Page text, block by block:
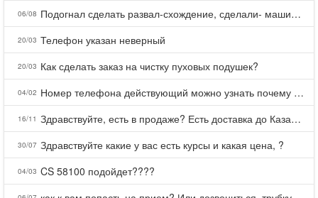
06/08 Подогнал сделать развал-схождение, сделали- машина уходит на право и колеса проверил все хорошо с атмосферами ужас как можно делать авто, не ужели не берегут свою репутацию, не советую.
20/03 Телефон указан неверный
20/03 Как сделать заказ на чистку пуховых подушек?
04/02 Номер телефона действующий можно узнать почему номер неправельный
16/11 Здравствуйте, есть в продаже? Есть доставка до Казани?
30/07 Здравствуйте какие у вас есть курсы и какая цена, ?
04/03 CS 58100 подойдет????